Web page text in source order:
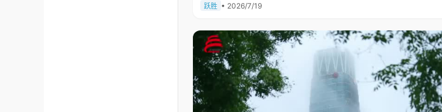
跃胜 • 2026/7/19